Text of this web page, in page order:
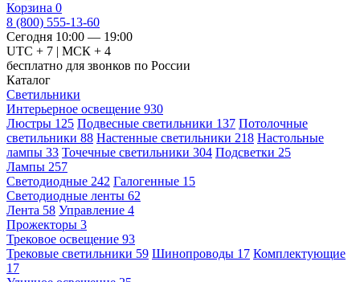
Корзина 0
8 (800) 555-13-60
Сегодня 10:00 — 19:00
UTC + 7 | МСК + 4
бесплатно для звонков по России
Каталог
Светильники
Интерьерное освещение 930
Люстры 125 Подвесные светильники 137 Потолочные
светильники 88 Настенные светильники 218 Настольные
лампы 33 Точечные светильники 304 Подсветки 25
Лампы 257
Светодиодные 242 Галогенные 15
Светодиодные ленты 62
Лента 58 Управление 4
Прожекторы 3
Трековое освещение 93
Трековые светильники 59 Шинопроводы 17 Комплектующие
17